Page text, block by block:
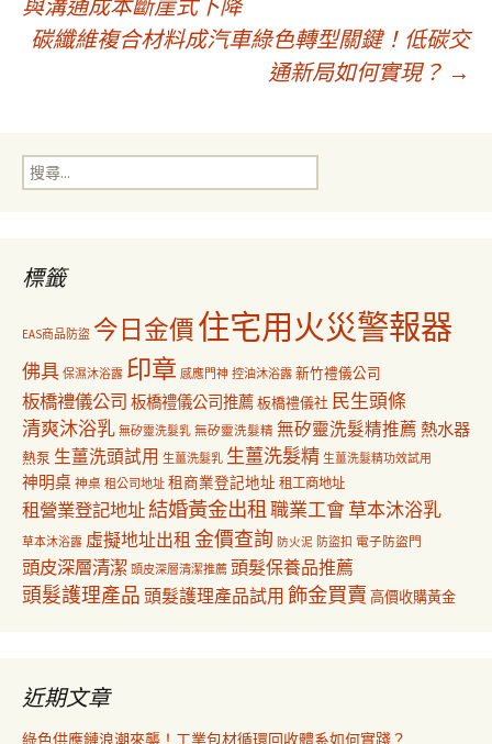
章
覽
與溝通成本斷崖式下降
碳纖維複合材料成汽車綠色轉型關鍵！低碳交
通新局如何實現？ →
搜
尋
標籤
EAS商品防盜 今日金價住宅用火災警報器
佛具 保濕沐浴露 印章 感應門神 控油沐浴露 新竹禮儀公司
板橋禮儀公司 板橋禮儀公司推薦板橋禮儀社 民生頭條
清爽沐浴乳 無矽靈洗髮乳 無矽靈洗髮精 無矽靈洗髮精推薦 熱水器
熱泵 生薑洗頭試用 生薑洗髮乳 生薑洗髮精 生薑洗髮精功效試用
神明桌 神桌 租公司地址 租商業登記地址 租工商地址
租營業登記地址結婚黃金出租職業工會草本沐浴乳
草本沐浴露 虛擬地址出租 金價查詢 防火泥 防盜扣 電子防盜門
頭皮深層清潔 頭皮深層清潔推薦 頭髮保養品推薦
頭髮護理產品 頭髮護理產品試用 飾金買賣 高價收購黃金
近期文章
綠色供應鏈浪潮來襲！工業包材循環回收體系如何實踐？